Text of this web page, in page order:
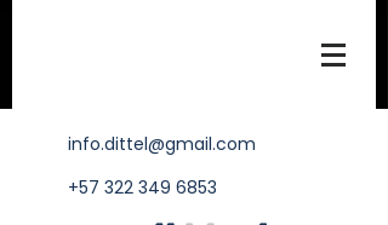
info.dittel@gmail.com
+57 322 349 6853